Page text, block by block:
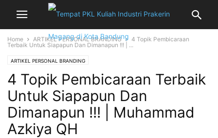
Home ARTIKEL PERSONAL BRANDING
4 Topik Pembicaraan
Terbaik Untuk Siapapun Dan Dimanapun !!! | ...
ARTIKEL PERSONAL BRANDING
4 Topik Pembicaraan Terbaik
Untuk Siapapun Dan
Dimanapun !!! | Muhammad
Azkiya QH